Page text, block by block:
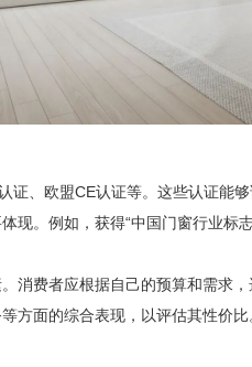
证、欧盟CE认证等。这些认证能
现。例如，获得“中国门窗行业标
费者应根据自己的预算和需求，
面的综合表现，以评估其性价比